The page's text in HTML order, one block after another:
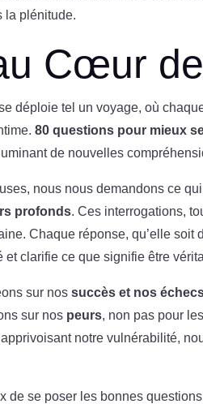
la plénitude.
Cœur
déploie tel un voyage, où
80 questions pour mieux
de nouvelles
nous nous demandons ce
profonds. Ces interrogations,
Chaque réponse, qu’elle
et clarifie ce que signifie être
sur nossuccès et nos
sur nos peurs, non pas pour
notre vulnérabilité,
de se poser les bonnes